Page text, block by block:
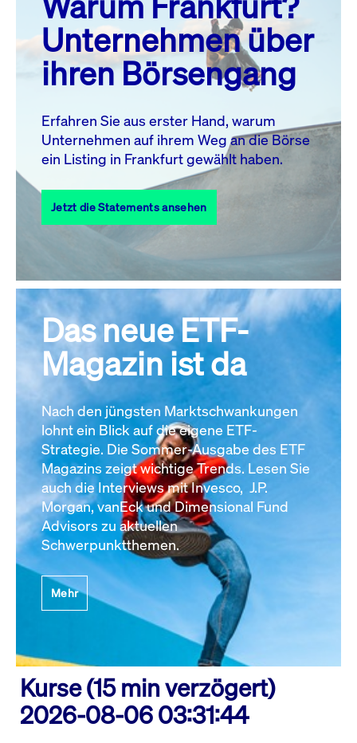
MO. DI. MI. DO. FR. SA. SO.
1
2
3
4 5 6 7 8
10 11 13 14
17
18 19 20 21 22
23
27 28
31
Alle Events
Unternehmen über
ihren Börsengang
Erfahren Sie aus erster Hand, warum
Unternehmen auf ihrem Weg an die Börse
ein Listing in Frankfurt gewählt haben.
Jetzt die Statements ansehen
Das neue ETF-
Magazin ist da
Nach den jüngsten Marktschwankungen
lohnt ein Blick auf die eigene ETF-
Strategie. Die Sommer-Ausgabe des ETF
Magazins zeigt wichtige Trends. Lesen Sie
auch die Interviews mit Invesco, J.P.
Morgan, vanEck und Dimensional Fund
Advisors zu aktuellen
Schwerpunktthemen.
Mehr
Kurse (15 min verzögert)
2026-08-06 03:31:44